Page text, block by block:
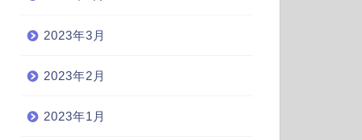
2023年3月
2023年2月
2023年1月